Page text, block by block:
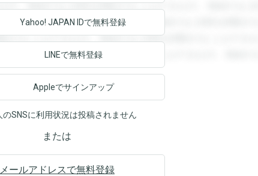
す。登録すると回答を閲覧することができます。登録すると回
と回答を閲覧することができます。登録すると回答を閲覧する
することができます。登録すると回答を閲覧することができま
きます。登録すると回答を閲覧することができます。登録する
Yahoo! JAPAN IDで無料登録
LINEで無料登録
Appleでサインアップ
SNSに利用状況は投稿されません
または
メールアドレスで無料登録